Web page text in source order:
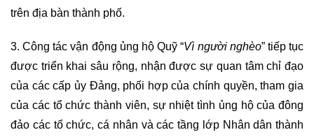
trên địa bàn thành phố.
3. Công tác vận động ủng hộ Quỹ “Vì người nghèo” tiếp tục
được triển khai sâu rộng, nhận được sự quan tâm chỉ đạo
của các cấp ủy Đảng, phối hợp của chính quyền, tham gia
của các tổ chức thành viên, sự nhiệt tình ủng hộ của đông
đảo các tổ chức, cá nhân và các tầng lớp Nhân dân thành